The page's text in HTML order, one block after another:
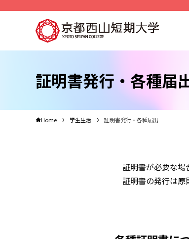
証明書発行・各種届
Home 学生生活 証明書発行・各種届出
証明書が必要な
証明書の発行は原